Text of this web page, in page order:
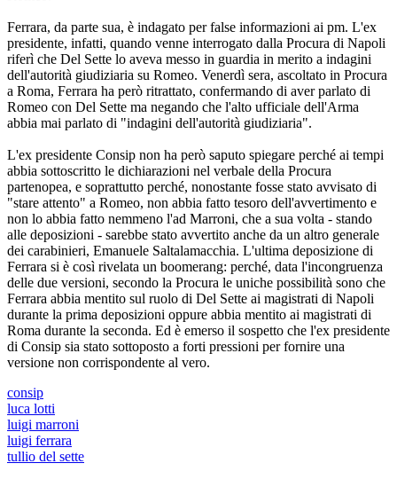
Ferrara, da parte sua, è indagato per false informazioni ai pm. L'ex
presidente, infatti, quando venne interrogato dalla Procura di Napoli
riferì che Del Sette lo aveva messo in guardia in merito a indagini
dell'autorità giudiziaria su Romeo. Venerdì sera, ascoltato in Procura
a Roma, Ferrara ha però ritrattato, confermando di aver parlato di
Romeo con Del Sette ma negando che l'alto ufficiale dell'Arma
abbia mai parlato di "indagini dell'autorità giudiziaria".
L'ex presidente Consip non ha però saputo spiegare perché ai tempi
abbia sottoscritto le dichiarazioni nel verbale della Procura
partenopea, e soprattutto perché, nonostante fosse stato avvisato di
"stare attento" a Romeo, non abbia fatto tesoro dell'avvertimento e
non lo abbia fatto nemmeno l'ad Marroni, che a sua volta - stando
alle deposizioni - sarebbe stato avvertito anche da un altro generale
dei carabinieri, Emanuele Saltalamacchia. L'ultima deposizione di
Ferrara si è così rivelata un boomerang: perché, data l'incongruenza
delle due versioni, secondo la Procura le uniche possibilità sono che
Ferrara abbia mentito sul ruolo di Del Sette ai magistrati di Napoli
durante la prima deposizioni oppure abbia mentito ai magistrati di
Roma durante la seconda. Ed è emerso il sospetto che l'ex presidente
di Consip sia stato sottoposto a forti pressioni per fornire una
versione non corrispondente al vero.
consip
luca lotti
luigi marroni
luigi ferrara
tullio del sette